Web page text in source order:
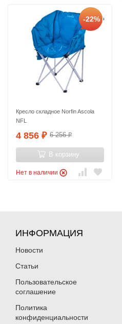
-22%
Кресло складное Norfin Ascola
NFL
4 856 ₽ 6 256₽
В корзину
Нет в наличии
ИНФОРМАЦИЯ
Новости
Статьи
Пользовательское
соглашение
Политика
конфиденциальности